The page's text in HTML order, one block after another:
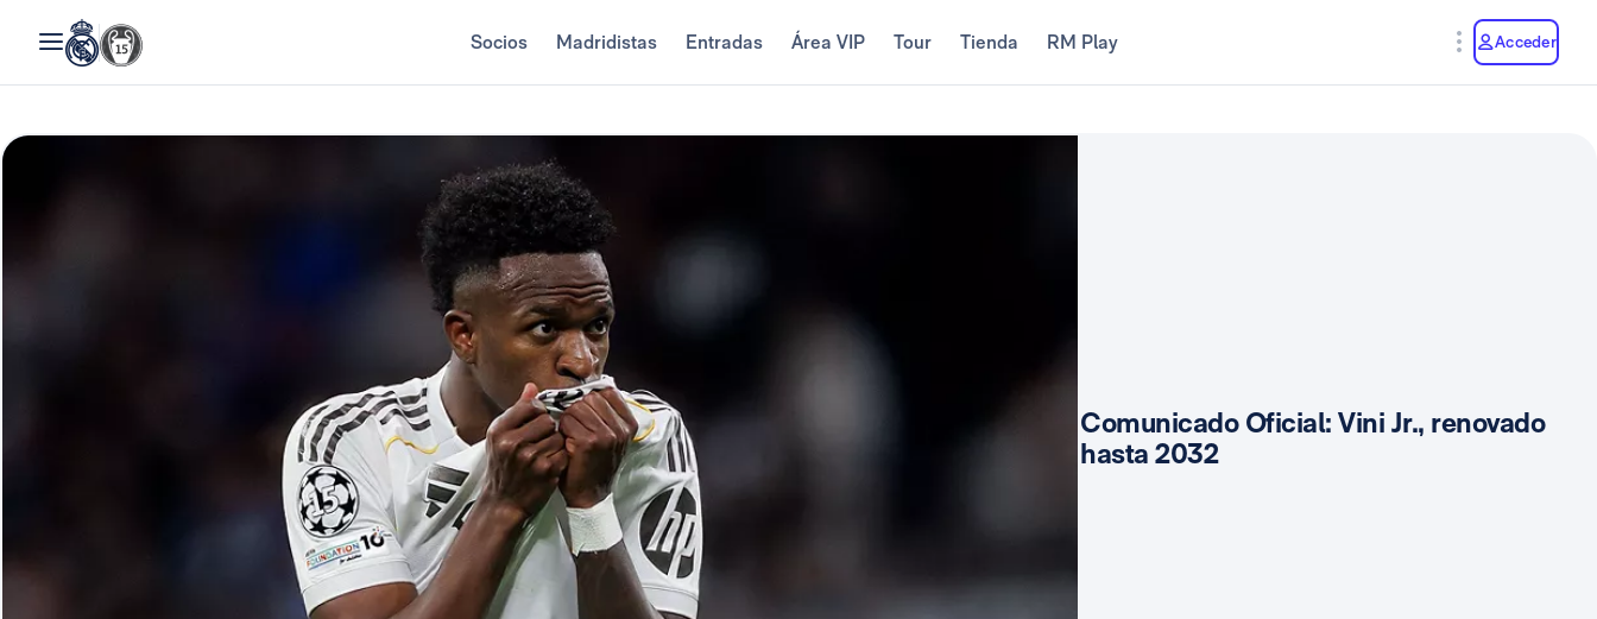
Socios Madridistas Entradas Área VIP Tour Tienda RM Play Acceder
Comunicado Oficial: Vini Jr., renovado
hasta 2032